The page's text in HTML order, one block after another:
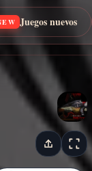
Juegos nuevos